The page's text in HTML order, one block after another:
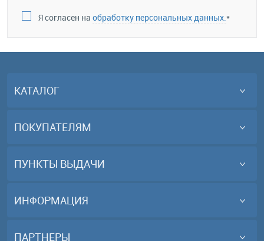
Я согласен на обработку персональных данных.*
КАТАЛОГ
ПОКУПАТЕЛЯМ
ПУНКТЫ ВЫДАЧИ
ИНФОРМАЦИЯ
ПАРТНЕРЫ